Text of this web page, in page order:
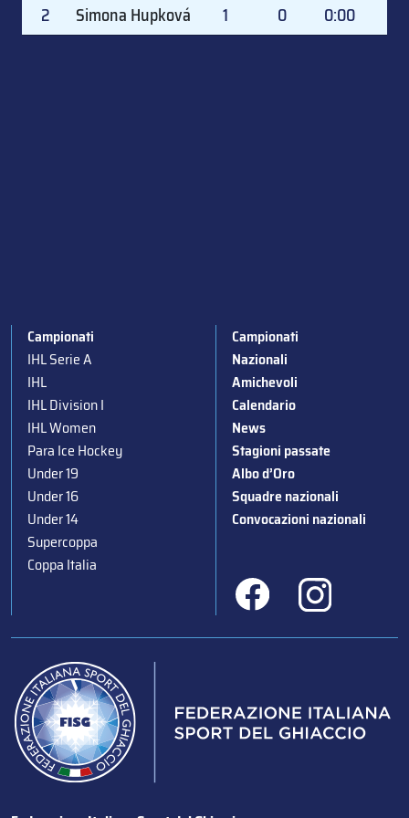
2
Simona Hupková 1 0 0:00
Campionati
IHL Serie A
IHL
IHL Division I
IHL Women
Para Ice Hockey
Under 19
Under 16
Under 14
Supercoppa
Coppa Italia
Campionati
Nazionali
Amichevoli
Calendario
News
Stagioni passate
Albo d’Oro
Squadre nazionali
Convocazioni nazionali